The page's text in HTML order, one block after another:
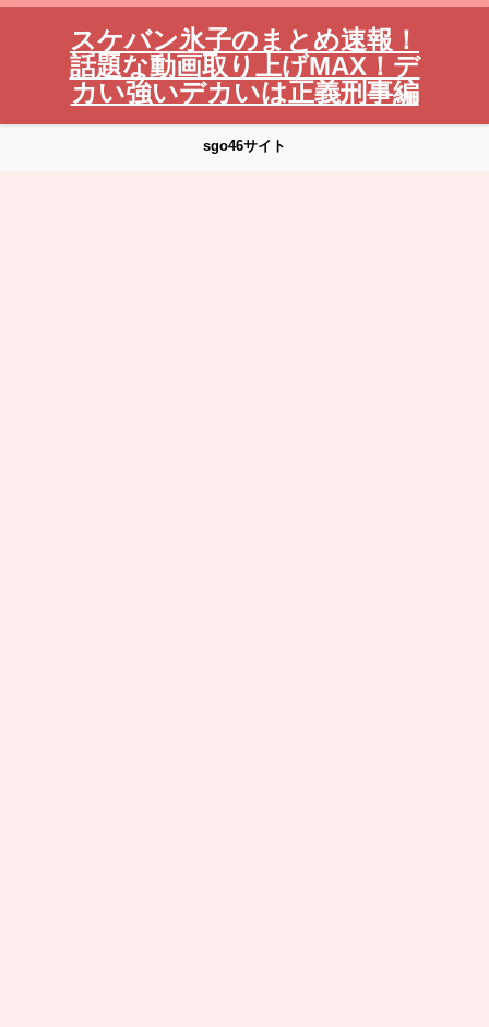
スケバン氷子のまとめ速報！
話題な動画取り上げMAX！デ
カい強いデカいは正義刑事編
sgo46サイト